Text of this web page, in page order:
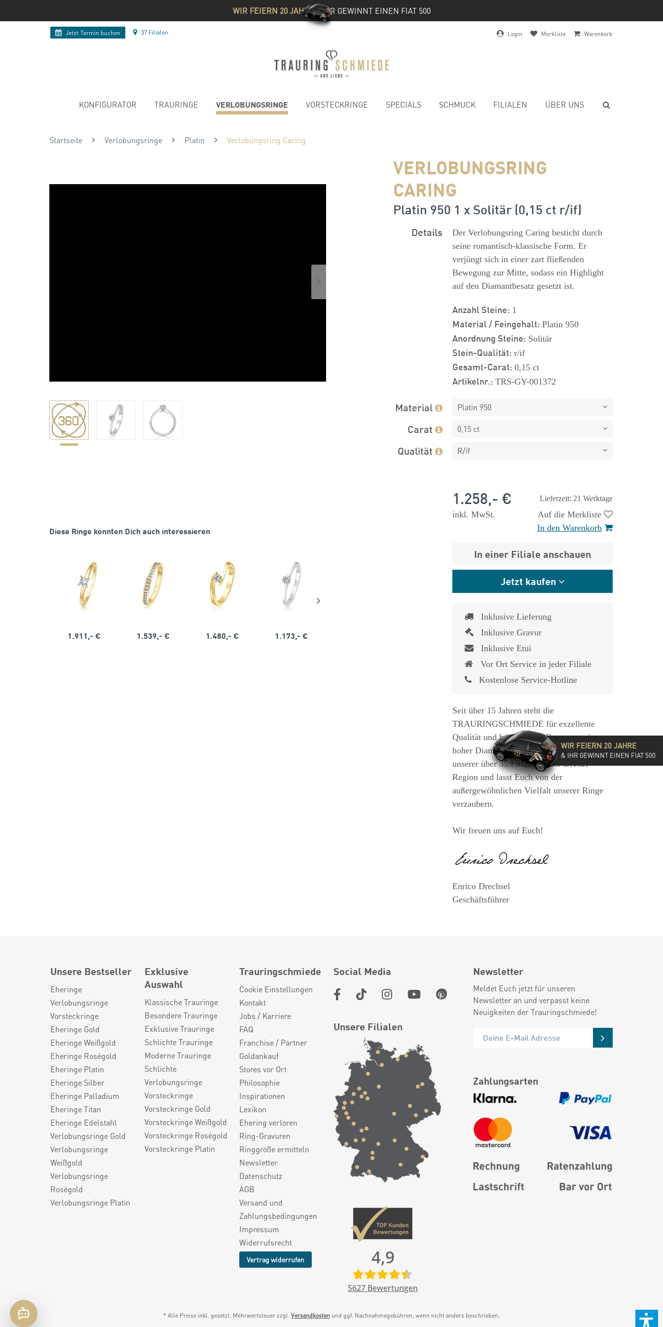
WIR FEIERN 20 JAHRE& IHR GEWINNT EINEN FIAT 500
Jetzt Termin buchen 37 Filialen Login Merkliste Warenkorb
KONFIGURATOR TRAURINGE VERLOBUNGSRINGE VORSTECKRINGE SPECIALS SCHMUCK FILIALEN ÜBER UNS
Startseite Verlobungsringe Platin Verlobungsring Caring
VERLOBUNGSRING
CARING
Platin 950 1 x Solitär (0,15 ct r/if)
Diese Ringe könnten Dich auch interessieren
1.911,- € 1.539,- € 1.480,- € 1.173,- € 1.825,- €
Details
Der Verlobungsring Caring besticht durch
seine romantisch-klassische Form. Er
verjüngt sich in einer zart fließenden
Bewegung zur Mitte, sodass ein Highlight
auf den Diamantbesatz gesetzt ist.
Anzahl Steine: 1
Material / Feingehalt: Platin 950
Anordnung Steine: Solitär
Stein-Qualität: r/if
Gesamt-Carat: 0,15 ct
Artikelnr.: TRS-GY-001372
Material Platin 950
Carat 0,15 ct
Qualität R/if
Lieferzeit: 21 Werktage
1.258,- €
inkl. MwSt.
Auf die Merkliste
In den Warenkorb
In einer Filiale anschauen
Jetzt kaufen
Inklusive Lieferung
Inklusive Gravur
Inklusive Etui
Vor Ort Service in jeder Filiale
Kostenlose Service-Hotline
Seit über 15 Jahren steht die
TRAURINGSCHMIEDE für exzellente
Qualität und hochwertige Beratung mit
hoher Diamantkompetenz. Besucht eine
unserer über 35 Filialen in der DACH-
Region und lasst Euch von der
außergewöhnlichen Vielfalt unserer Ringe
verzaubern.
Wir freuen uns auf Euch!
Enrico Drechsel
Geschäftsführer
Unsere Bestseller
Eheringe
Verlobungsringe
Vorsteckringe
Eheringe Gold
Eheringe Weißgold
Eheringe Roségold
Eheringe Platin
Eheringe Silber
Eheringe Palladium
Eheringe Titan
Eheringe Edelstahl
Verlobungsringe Gold
Verlobungsringe
Weißgold
Verlobungsringe
Roségold
Verlobungsringe Platin
Exklusive
Auswahl
Klassische Trauringe
Besondere Trauringe
Exklusive Trauringe
Schlichte Trauringe
Moderne Trauringe
Schlichte
Verlobungsringe
Vorsteckringe
Vorsteckringe Gold
Vorsteckringe Weißgold
Vorsteckringe Roségold
Vorsteckringe Platin
Trauringschmiede
Cookie Einstellungen
Kontakt
Jobs / Karriere
FAQ
Franchise / Partner
Goldankauf
Stores vor Ort
Philosophie
Inspirationen
Lexikon
Ehering verloren
Ring-Gravuren
Ringgröße ermitteln
Newsletter
Datenschutz
AGB
Versand und
Zahlungsbedingungen
Impressum
Widerrufsrecht
Vertrag widerrufen
Social Media
Unsere Filialen
4,9
5627 Bewertungen
Newsletter
Meldet Euch jetzt für unseren
Newsletter an und verpasst keine
Neuigkeiten der Trauringschmiede!
Zahlungsarten
* Alle Preise inkl. gesetzl. Mehrwertsteuer zzgl. Versandkosten und ggf. Nachnahmegebühren, wenn nicht anders beschrieben.
WIR FEIERN 20 JAHRE
& IHR GEWINNT EINEN FIAT 500